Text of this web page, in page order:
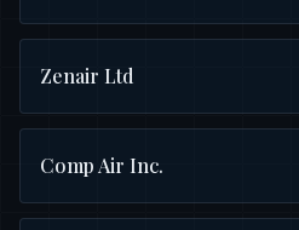
Zenair Ltd
Comp Air Inc.